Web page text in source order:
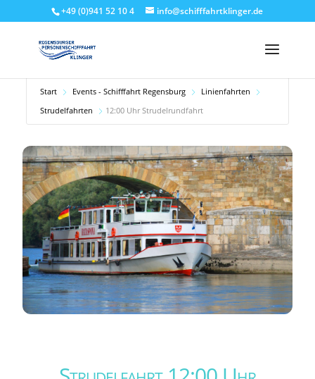
+49 (0)941 52 10 4 info@schifffahrtklinger.de
Start Events - Schifffahrt Regensburg
Linienfahrten
Strudelfahrten
12:00 Uhr Strudelrundfahrt